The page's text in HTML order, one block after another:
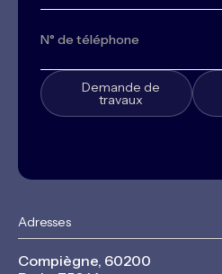
Demande de
travaux
Adresses
Compiègne, 60200